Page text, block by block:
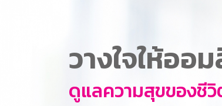
วางใจให้ออ
ดูแลความสุขของชี